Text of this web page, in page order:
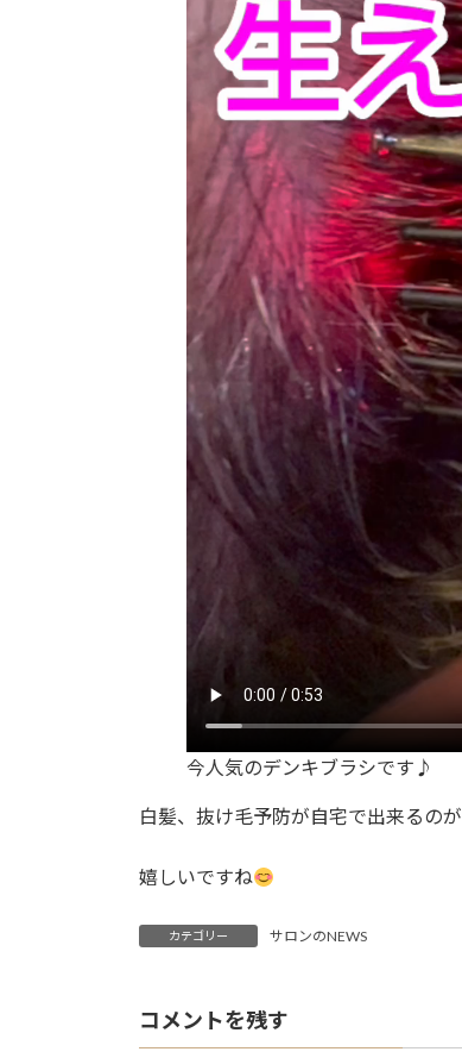
今人気のデンキブラシです♪
白髪、抜け毛予防が自宅で出来るのが
嬉しいですね
カテゴリー サロンのNEWS
コメントを残す